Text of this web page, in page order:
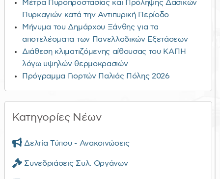
Μέτρα Πυροπροστασίας και Πρόληψης Δασικών
Πυρκαγιών κατά την Αντιπυρική Περίοδο
Μήνυμα του Δημάρχου Ξάνθης για τα
αποτελέσματα των Πανελλαδικών Εξετάσεων
Διάθεση κλιματιζόμενης αίθουσας του ΚΑΠΗ
λόγω υψηλών θερμοκρασιών
Πρόγραμμα Γιορτών Παλιάς Πόλης 2026
Κατηγορίες Νέων
Δελτία Τύπου - Ανακοινώσεις
Συνεδριάσεις Συλ. Οργάνων